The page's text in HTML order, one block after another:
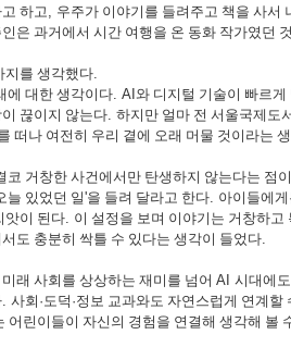
하고
우주가 이야기를 들려주고 책을 사서
은 과거에서 시간 여행을 온 동화 작가였던 것
지를 생각했다
에 대한 생각이다 . AI 와 디지털 기술이 빠르
끊이지 않는다 하지만 얼마 전 서울국제도
떠나 여전히 우리 곁에 오래 머물 것이라는
코 거창한 사건에서만 탄생하지 않는다는 점
늘 있었던 일'을 들려 달라고 한다 아이들에
앗이 된다
이 설정을 보며 이야기는 거창하
도 충분히 싹틀 수 있다는 생각이 들었다
미래 사회를 상상하는 재미를 넘어 AI 시대에
사회 · 도덕 ·정보 교과와도 자연스럽게 연계할
어린이들이 자신의 경험을 연결해 생각해 볼